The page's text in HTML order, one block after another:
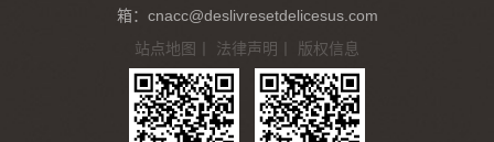
箱：cnacc@deslivresetdelicesus.com
站点地图
法律声明 版权信息